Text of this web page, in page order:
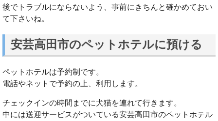
後でトラブルにならないよう、事前にきちんと確かめておい
て下さいね。
安芸高田市のペットホテルに預ける
ペットホテルは予約制です。
電話やネットで予約の上、利用します。
チェックインの時間までに犬猫を連れて行きます。
中には送迎サービスがついている安芸高田市のペットホテル